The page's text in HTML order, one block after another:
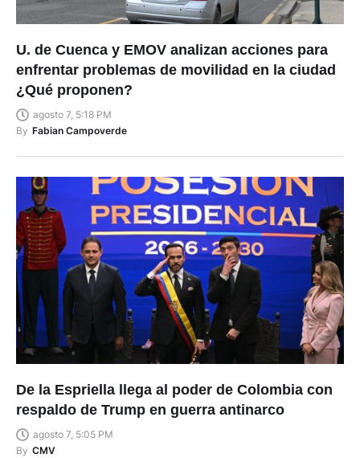
U. de Cuenca y EMOV analizan acciones para
enfrentar problemas de movilidad en la ciudad
¿Qué proponen?
agosto 7, 5:18 PM
By Fabian Campoverde
De la Espriella llega al poder de Colombia con
respaldo de Trump en guerra antinarco
agosto 7, 5:05 PM
By CMV